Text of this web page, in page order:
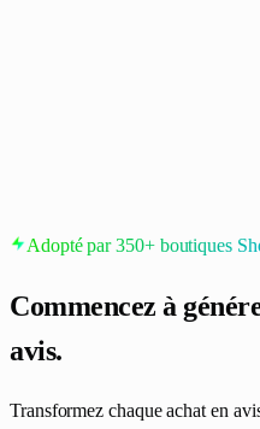
Adopté par 350+ boutiques
Commencez à
avis.
Transformez chaque achat en